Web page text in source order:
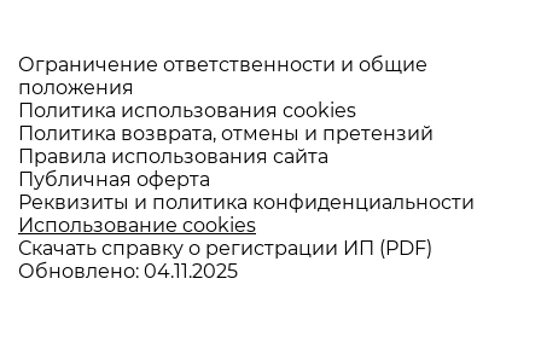
Ограничение ответственности и общие
положения
Политика использования cookies
Политика возврата, отмены и претензий
Правила использования сайта
Публичная оферта
Реквизиты и политика конфиденциальности
Использование cookies
Скачать справку о регистрации ИП (PDF)
Обновлено: 04.11.2025